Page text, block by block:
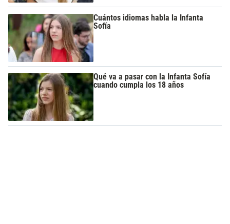
Cuántos idiomas habla la Infanta
Sofía
Qué va a pasar con la Infanta Sofía
cuando cumpla los 18 años